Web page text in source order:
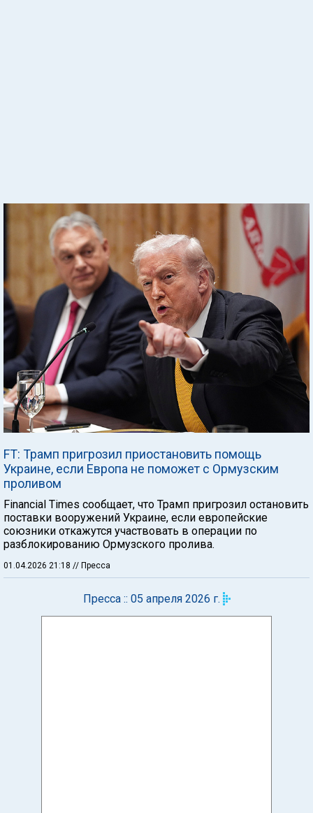
FT: Трамп пригрозил приостановить помощь
Украине, если Европа не поможет с Ормузским
проливом
Financial Times сообщает, что Трамп пригрозил остановить
поставки вооружений Украине, если европейские
союзники откажутся участвовать в операции по
разблокированию Ормузского пролива.
01.04.2026 21:18 // Пресса
Пресса :: 05 апреля 2026 г.